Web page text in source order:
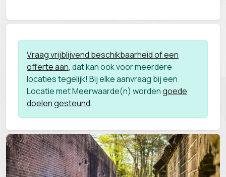
Vraag vrijblijvend beschikbaarheid of een
offerte aan, dat kan ook voor meerdere
locaties tegelijk! Bij elke aanvraag bij een
Locatie met Meerwaarde(n) wordengoede
doelen gesteund.